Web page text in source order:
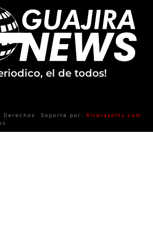
el de todos!
Soporte por: Riverasofts.com